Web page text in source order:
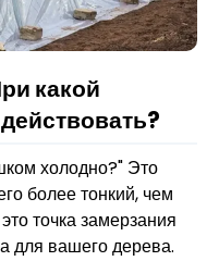
какой
холодно?" Это
более тонкий, чем
точка замерзания
для вашего дерева.